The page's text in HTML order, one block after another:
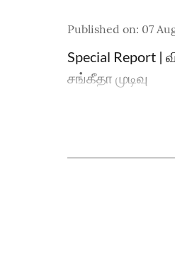
Published on: 07
Special Report |
சங்கீதா முடிவு